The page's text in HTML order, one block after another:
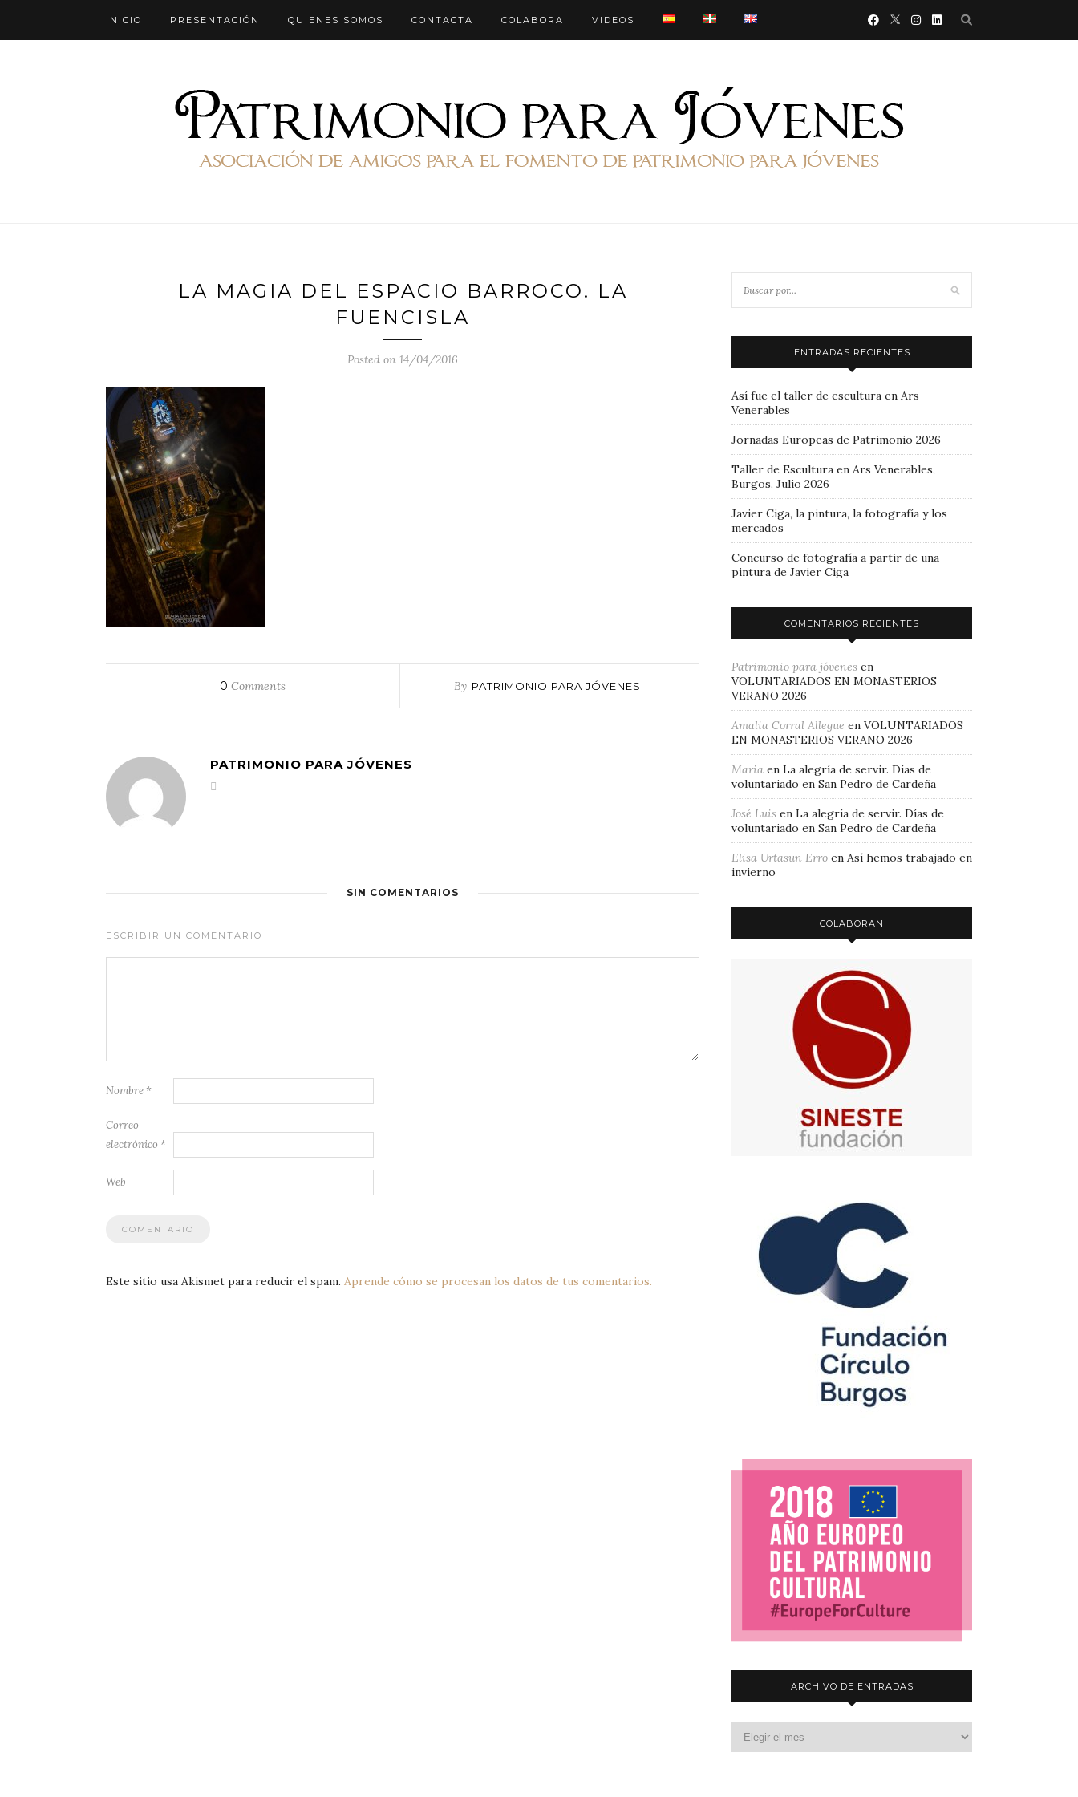
INICIO PRESENTACIÓN QUIENES SOMOS CONTACTA COLABORA VIDEOS
LA MAGIA DEL ESPACIO BARROCO. LA
FUENCISLA
Posted on 14/04/2016
0 Comments By PATRIMONIO PARA JÓVENES
PATRIMONIO PARA JÓVENES
SIN COMENTARIOS
ESCRIBIR UN COMENTARIO
Nombre *
Correo
electrónico *
Web
Este sitio usa Akismet para reducir el spam. Aprende cómo se procesan los datos de tus comentarios.
ENTRADAS RECIENTES
Así fue el taller de escultura en Ars
Venerables
Jornadas Europeas de Patrimonio 2026
Taller de Escultura en Ars Venerables,
Burgos. Julio 2026
Javier Ciga, la pintura, la fotografía y los
mercados
Concurso de fotografía a partir de una
pintura de Javier Ciga
COMENTARIOS RECIENTES
Patrimonio para jóvenes en
VOLUNTARIADOS EN MONASTERIOS
VERANO 2026
Amalia Corral Allegue en VOLUNTARIADOS
EN MONASTERIOS VERANO 2026
Maria en La alegría de servir. Días de
voluntariado en San Pedro de Cardeña
José Luis en La alegría de servir. Días de
voluntariado en San Pedro de Cardeña
Elisa Urtasun Erro en Así hemos trabajado en
invierno
COLABORAN
ARCHIVO DE ENTRADAS